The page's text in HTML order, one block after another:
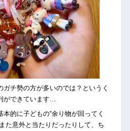
ガチ勢の方が多いのでは？というく
ができています…
的に子どもの“余り物が回ってく
た意外と当たりだったりして、ち